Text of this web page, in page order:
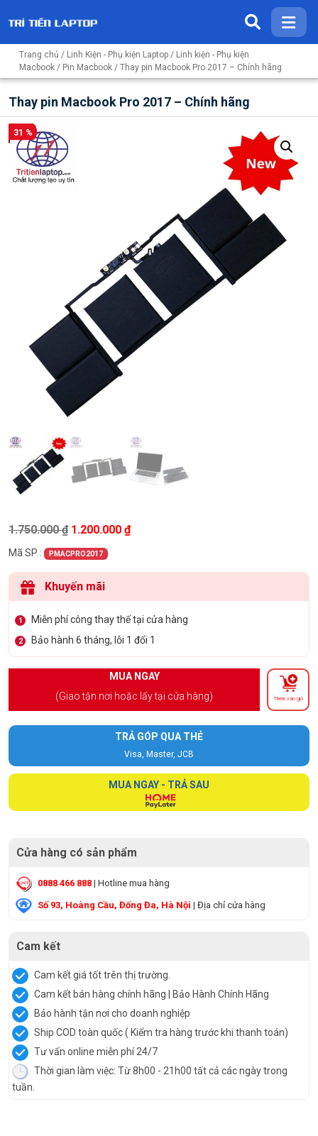
Trang chủ / Linh Kiện - Phụ kiện Laptop / Linh kiện - Phụ kiện
Macbook / Pin Macbook / Thay pin Macbook Pro 2017 – Chính hãng
Thay pin Macbook Pro 2017 – Chính hãng
31 %
1.750.000₫ Giá gốc là: 1.750.000 ₫.
1.200.000 ₫Giá hiện tại là: 1.200.000 ₫.
Mã SP : PMACPRO2017
Khuyến mãi
1 Miễn phí công thay thế tại cửa hàng
2 Bảo hành 6 tháng, lỗi 1 đổi 1
MUA NGAY
(Giao tận nơi hoặc lấy tại cửa hàng)
Thêm vào giỏ
TRẢ GÓP QUA THẺ
Visa, Master, JCB
MUA NGAY - TRẢ SAU
Cửa hàng có sản phẩm
0888 466 888 | Hotline mua hàng
Số 93, Hoàng Cầu, Đống Đa, Hà Nội | Địa chỉ cửa hàng
Cam kết
Cam kết giá tốt trên thị trường.
Cam kết bán hàng chính hãng | Bảo Hành Chính Hãng
Bảo hành tận nơi cho doanh nghiệp
Ship COD toàn quốc ( Kiểm tra hàng trước khi thanh toán)
Tư vấn online miễn phí 24/7
Thời gian làm việc: Từ 8h00 - 21h00 tất cả các ngày trong
tuần.